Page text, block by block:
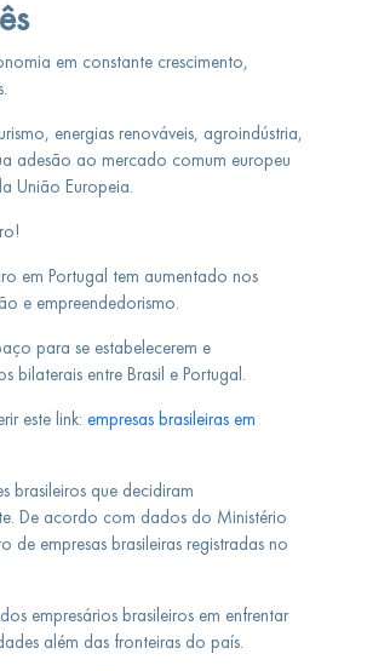
em constante crescimento,
energias renováveis, agroindústria,
adesão ao mercado comum europeu
União Europeia.
em Portugal tem aumentado nos
e empreendedorismo.
para se estabelecerem e
bilaterais entre Brasil e Portugal.
este link: empresas brasileiras em
brasileiros que decidiram
De acordo com dados do Ministério
de empresas brasileiras registradas no
empresários brasileiros em enfrentar
além das fronteiras do país.